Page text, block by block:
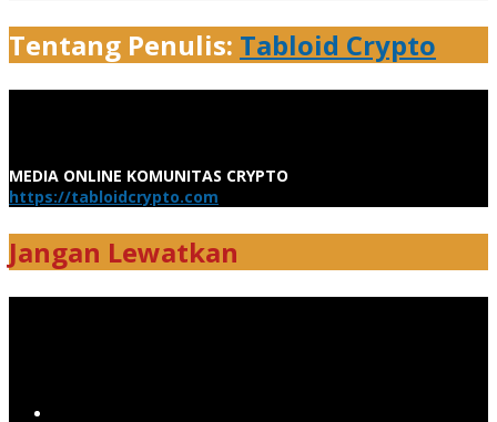
Tentang Penulis: Tabloid Crypto
MEDIA ONLINE KOMUNITAS CRYPTO
https://tabloidcrypto.com
Jangan Lewatkan